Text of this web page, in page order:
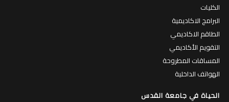
الكليات
البرامج الاكاديمية
الطاقم الاكاديمي
التقويم الأكاديمي
المساقات المطروحة
الهواتف الداخلية
الحياة في جامعة القدس